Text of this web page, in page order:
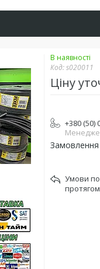
В наявності
Код:s020011
Ціну
+380 (50)